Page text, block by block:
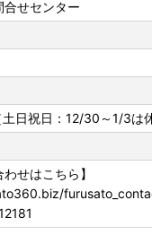
ましては、書類のお届け
、ご自身でダウンロード
勧めいたします。
のないよう、今一度ご
申請書PDFはコチラ
000397109.pdf）
度について（総務省）
jichi_zeisei/
）
せセンター
日祝日：12/30～1/3は休
せはこちら】